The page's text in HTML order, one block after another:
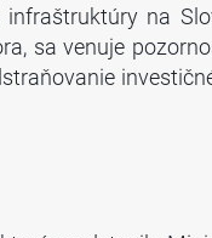
na
sa venuje